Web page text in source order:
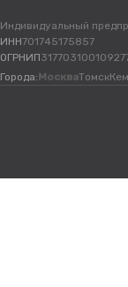
Индивидуальный
ИНН701745175857
ОГРНИП
Города: МоскваТомск